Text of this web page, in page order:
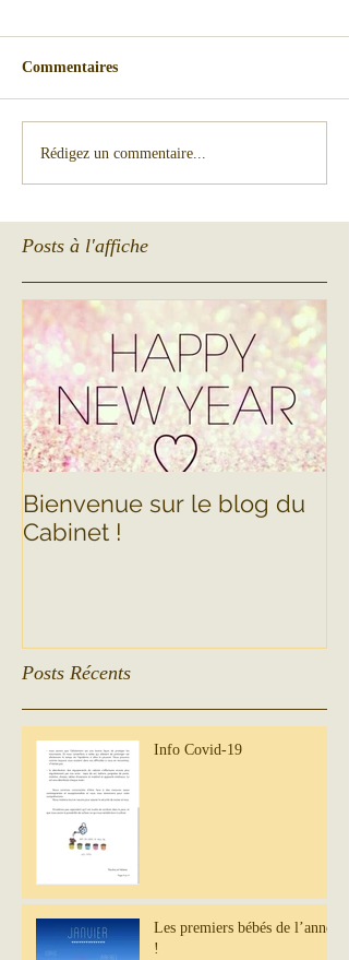
Commentaires
Rédigez un commentaire...
Posts à l'affiche
Bienvenue sur le blog du
Cabinet !
Posts Récents
Info Covid-19
Les premiers bébés de l’année
!